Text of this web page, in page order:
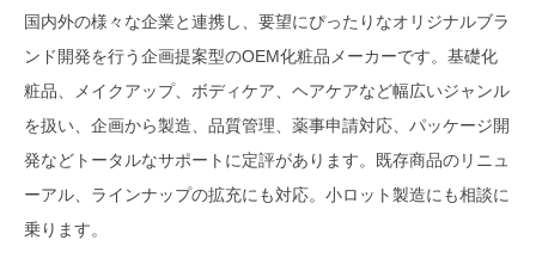
国内外の様々な企業と連携し、要望にぴったりなオリジナルブラ
ンド開発を行う企画提案型のOEM化粧品メーカーです。基礎化
粧品、メイクアップ、ボディケア、ヘアケアなど幅広いジャンル
を扱い、企画から製造、品質管理、薬事申請対応、パッケージ開
発などトータルなサポートに定評があります。既存商品のリニュ
ーアル、ラインナップの拡充にも対応。小ロット製造にも相談に
乗ります。